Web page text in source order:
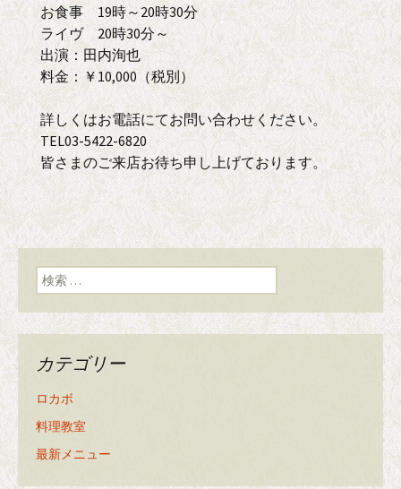
お食事 19時～20時30分
ライヴ 20時30分～
出演：田内洵也
料金：￥10,000（税別）
詳しくはお電話にてお問い合わせください。
TEL03-5422-6820
皆さまのご来店お待ち申し上げております。
検索:
カテゴリー
ロカボ
料理教室
最新メニュー